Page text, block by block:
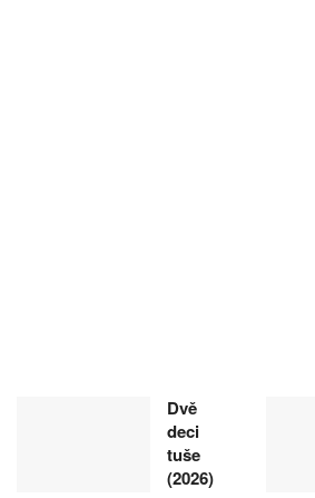
Dvě
deci
tuše
(2026)